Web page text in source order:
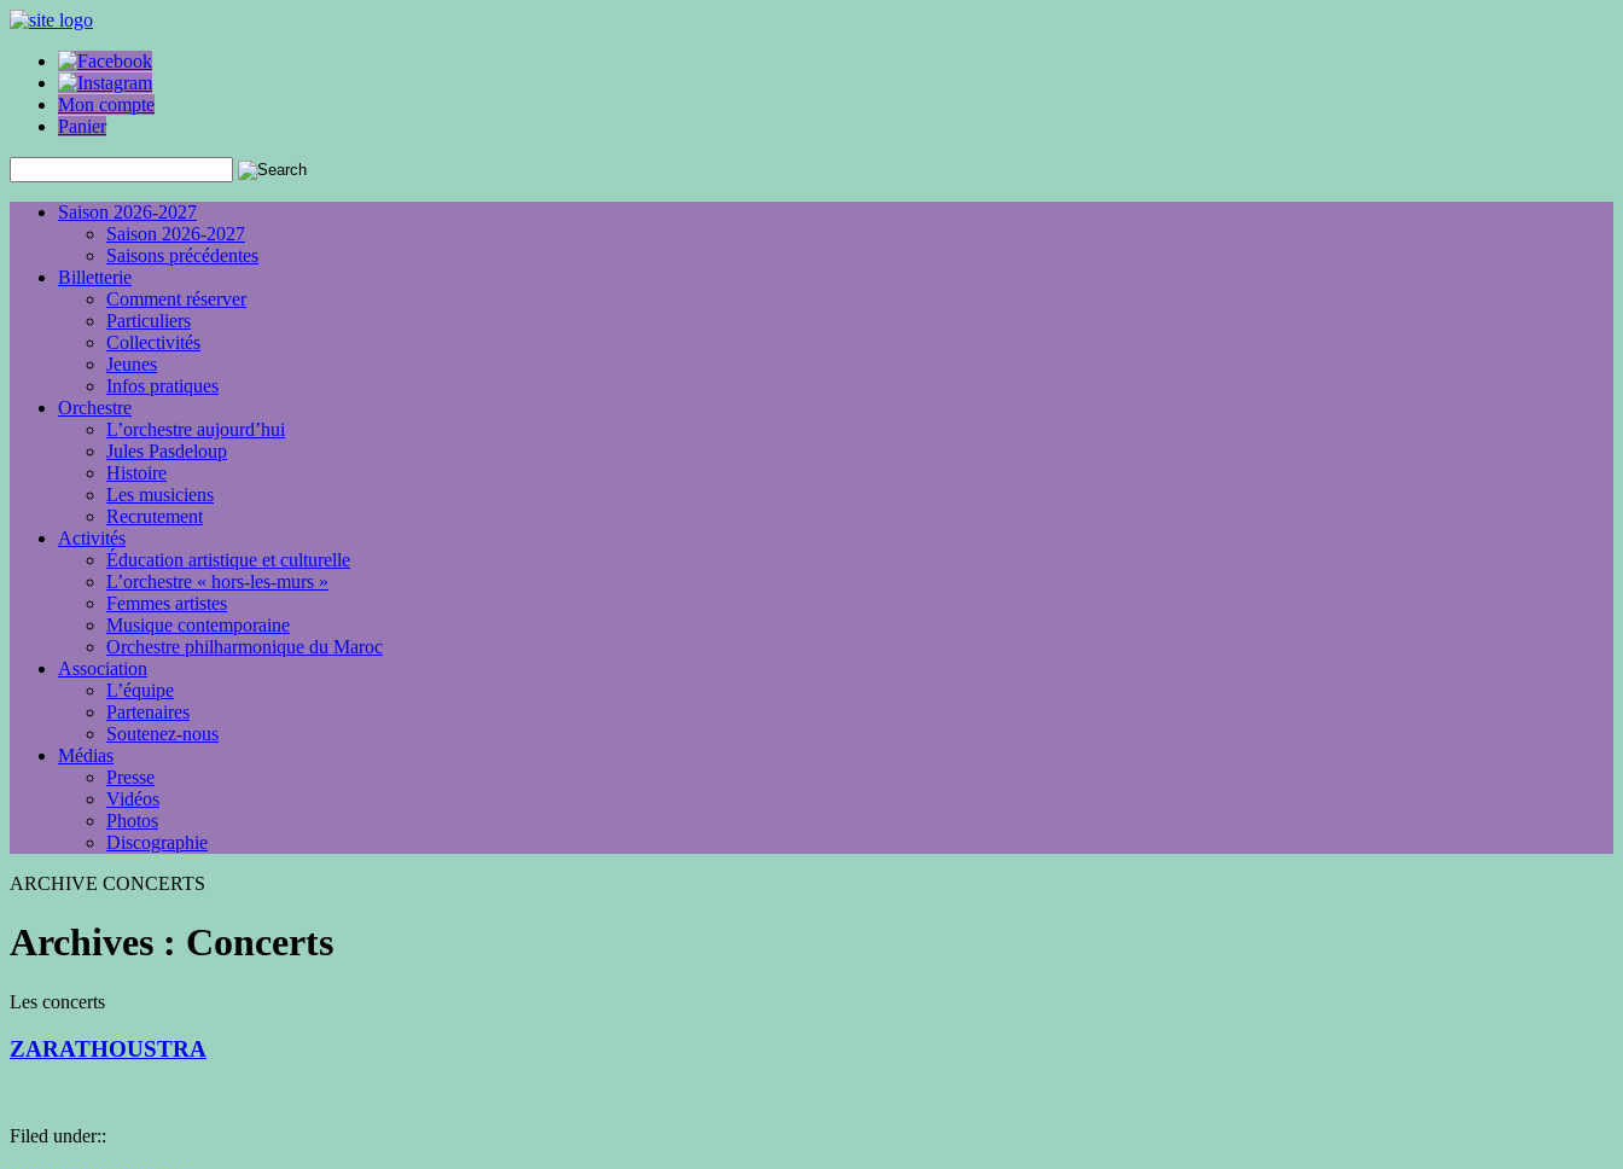
Mon compte
Panier
Saison 2026-2027
Saison 2026-2027
Saisons précédentes
Billetterie
Comment réserver
Particuliers
Collectivités
Jeunes
Infos pratiques
Orchestre
L’orchestre aujourd’hui
Jules Pasdeloup
Histoire
Les musiciens
Recrutement
Activités
Éducation artistique et culturelle
L’orchestre « hors-les-murs »
Femmes artistes
Musique contemporaine
Orchestre philharmonique du Maroc
Association
L’équipe
Partenaires
Soutenez-nous
Médias
Presse
Vidéos
Photos
Discographie
ARCHIVE CONCERTS
Archives : Concerts
Les concerts
ZARATHOUSTRA
Filed under::